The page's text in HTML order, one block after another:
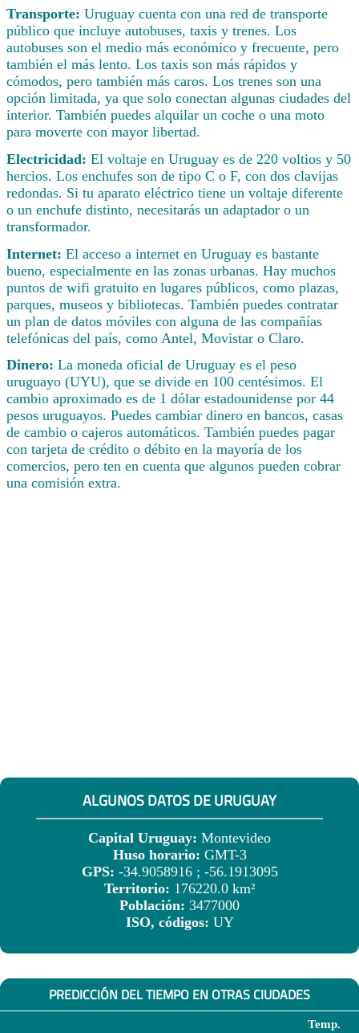
Transporte: Uruguay cuenta con una red de transporte
público que incluye autobuses, taxis y trenes. Los
autobuses son el medio más económico y frecuente, pero
también el más lento. Los taxis son más rápidos y
cómodos, pero también más caros. Los trenes son una
opción limitada, ya que solo conectan algunas ciudades del
interior. También puedes alquilar un coche o una moto
para moverte con mayor libertad.
Electricidad: El voltaje en Uruguay es de 220 voltios y 50
hercios. Los enchufes son de tipo C o F, con dos clavijas
redondas. Si tu aparato eléctrico tiene un voltaje diferente
o un enchufe distinto, necesitarás un adaptador o un
transformador.
Internet: El acceso a internet en Uruguay es bastante
bueno, especialmente en las zonas urbanas. Hay muchos
puntos de wifi gratuito en lugares públicos, como plazas,
parques, museos y bibliotecas. También puedes contratar
un plan de datos móviles con alguna de las compañías
telefónicas del país, como Antel, Movistar o Claro.
Dinero: La moneda oficial de Uruguay es el peso
uruguayo (UYU), que se divide en 100 centésimos. El
cambio aproximado es de 1 dólar estadounidense por 44
pesos uruguayos. Puedes cambiar dinero en bancos, casas
de cambio o cajeros automáticos. También puedes pagar
con tarjeta de crédito o débito en la mayoría de los
comercios, pero ten en cuenta que algunos pueden cobrar
una comisión extra.
ALGUNOS DATOS DE URUGUAY
Capital Uruguay: Montevideo
Huso horario: GMT-3
GPS: -34.9058916 ; -56.1913095
Territorio: 176220.0 km²
Población: 3477000
ISO, códigos: UY
PREDICCIÓN DEL TIEMPO EN OTRAS CIUDADES
Temp.